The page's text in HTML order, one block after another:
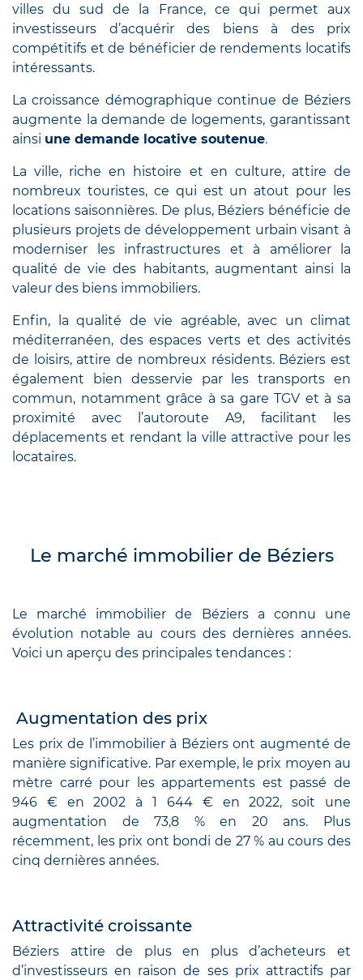
villes du sud de la France, ce qui permet aux
investisseurs d’acquérir des biens à des prix
compétitifs et de bénéficier de rendements locatifs
intéressants.
La croissance démographique continue de Béziers
augmente la demande de logements, garantissant
ainsi une demande locative soutenue.
La ville, riche en histoire et en culture, attire de
nombreux touristes, ce qui est un atout pour les
locations saisonnières. De plus, Béziers bénéficie de
plusieurs projets de développement urbain visant à
moderniser les infrastructures et à améliorer la
qualité de vie des habitants, augmentant ainsi la
valeur des biens immobiliers.
Enfin, la qualité de vie agréable, avec un climat
méditerranéen, des espaces verts et des activités
de loisirs, attire de nombreux résidents. Béziers est
également bien desservie par les transports en
commun, notamment grâce à sa gare TGV et à sa
proximité avec l’autoroute A9, facilitant les
déplacements et rendant la ville attractive pour les
locataires.
Le marché immobilier de Béziers
Le marché immobilier de Béziers a connu une
évolution notable au cours des dernières années.
Voici un aperçu des principales tendances :
Augmentation des prix
Les prix de l’immobilier à Béziers ont augmenté de
manière significative. Par exemple, le prix moyen au
mètre carré pour les appartements est passé de
946 € en 2002 à 1 644 € en 2022, soit une
augmentation de 73,8 % en 20 ans. Plus
récemment, les prix ont bondi de 27 % au cours des
cinq dernières années.
Attractivité croissante
Béziers attire de plus en plus d’acheteurs et
d’investisseurs en raison de ses prix attractifs par